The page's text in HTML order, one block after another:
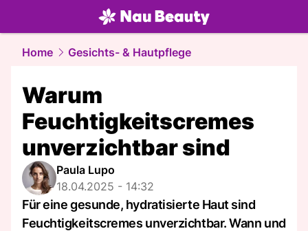
beauty.NAU.ch
Home Gesichts- & Hautpflege
Warum
Feuchtigkeitscremes
unverzichtbar sind
Paula Lupo
18.04.2025 - 14:32
Für eine gesunde, hydratisierte Haut sind
Feuchtigkeitscremes unverzichtbar. Wann und